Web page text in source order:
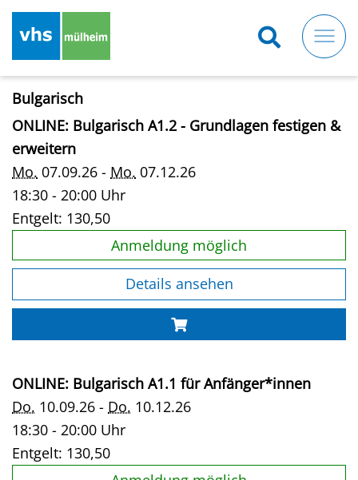
Bulgarisch
ONLINE: Bulgarisch A1.2 - Grundlagen festigen &
erweitern
Mo. 07.09.26 - Mo. 07.12.26
18:30 - 20:00 Uhr
Entgelt: 130,50
Anmeldung möglich
Details ansehen
ONLINE: Bulgarisch A1.1 für Anfänger*innen
Do. 10.09.26 - Do. 10.12.26
18:30 - 20:00 Uhr
Entgelt: 130,50